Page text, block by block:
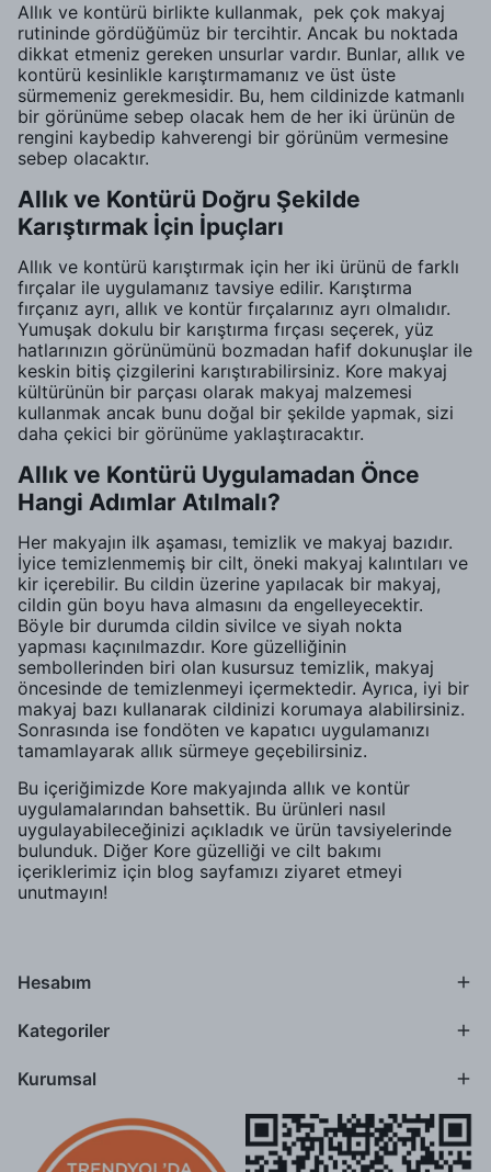
Allık ve kontürü birlikte kullanmak, pek çok makyaj
rutininde gördüğümüz bir tercihtir. Ancak bu noktada
dikkat etmeniz gereken unsurlar vardır. Bunlar, allık ve
kontürü kesinlikle karıştırmamanız ve üst üste
sürmemeniz gerekmesidir. Bu, hem cildinizde katmanlı
bir görünüme sebep olacak hem de her iki ürünün de
rengini kaybedip kahverengi bir görünüm vermesine
sebep olacaktır.
Allık ve Kontürü Doğru Şekilde
Karıştırmak İçin İpuçları
Allık ve kontürü karıştırmak için her iki ürünü de farklı
fırçalar ile uygulamanız tavsiye edilir. Karıştırma
fırçanız ayrı, allık ve kontür fırçalarınız ayrı olmalıdır.
Yumuşak dokulu bir karıştırma fırçası seçerek, yüz
hatlarınızın görünümünü bozmadan hafif dokunuşlar ile
keskin bitiş çizgilerini karıştırabilirsiniz. Kore makyaj
kültürünün bir parçası olarak makyaj malzemesi
kullanmak ancak bunu doğal bir şekilde yapmak, sizi
daha çekici bir görünüme yaklaştıracaktır.
Allık ve Kontürü Uygulamadan Önce
Hangi Adımlar Atılmalı?
Her makyajın ilk aşaması, temizlik ve makyaj bazıdır.
İyice temizlenmemiş bir cilt, öneki makyaj kalıntıları ve
kir içerebilir. Bu cildin üzerine yapılacak bir makyaj,
cildin gün boyu hava almasını da engelleyecektir.
Böyle bir durumda cildin sivilce ve siyah nokta
yapması kaçınılmazdır. Kore güzelliğinin
sembollerinden biri olan kusursuz temizlik, makyaj
öncesinde de temizlenmeyi içermektedir. Ayrıca, iyi bir
makyaj bazı kullanarak cildinizi korumaya alabilirsiniz.
Sonrasında ise fondöten ve kapatıcı uygulamanızı
tamamlayarak allık sürmeye geçebilirsiniz.
Bu içeriğimizde Kore makyajında allık ve kontür
uygulamalarından bahsettik. Bu ürünleri nasıl
uygulayabileceğinizi açıkladık ve ürün tavsiyelerinde
bulunduk. Diğer Kore güzelliği ve cilt bakımı
içeriklerimiz için blog sayfamızı ziyaret etmeyi
unutmayın!
Hesabım
Kategoriler
Kurumsal